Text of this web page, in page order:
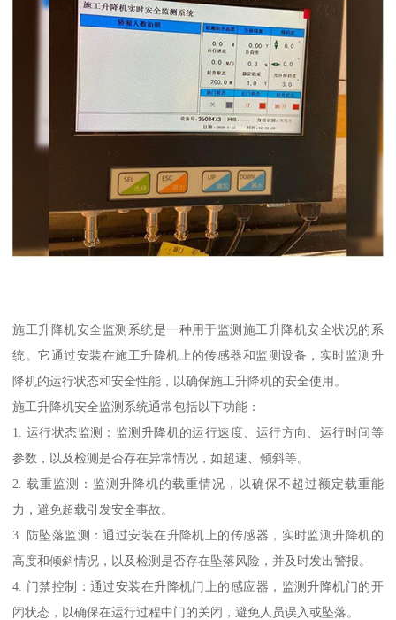
施工升降机安全监测系统是一种用于监测施工升降机安全状况的系
统。它通过安装在施工升降机上的传感器和监测设备，实时监测升
降机的运行状态和安全性能，以确保施工升降机的安全使用。
施工升降机安全监测系统通常包括以下功能：
1. 运行状态监测：监测升降机的运行速度、运行方向、运行时间等
参数，以及检测是否存在异常情况，如超速、倾斜等。
2. 载重监测：监测升降机的载重情况，以确保不超过额定载重能
力，避免超载引发安全事故。
3. 防坠落监测：通过安装在升降机上的传感器，实时监测升降机的
高度和倾斜情况，以及检测是否存在坠落风险，并及时发出警报。
4. 门禁控制：通过安装在升降机门上的感应器，监测升降机门的开
闭状态，以确保在运行过程中门的关闭，避免人员误入或坠落。